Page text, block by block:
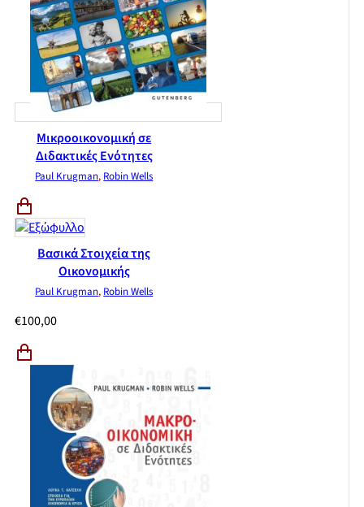
Μικροοικονομική σε
Διδακτικές Ενότητες
Paul Krugman, Robin Wells
Βασικά Στοιχεία της
Οικονομικής
Paul Krugman, Robin Wells
€100,00